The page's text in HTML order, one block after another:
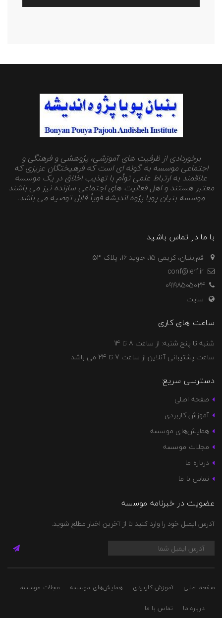
برخوردادی از ظرفیت های آموزشی، پژوهشی و فرهنگی و
اجتماعی موسسه به گونه ای است که فرهیختگان عزیزی که
علاقمند به ارتباط علمی توأم با تهذیب اخلاق در یک موسسه
معتبر هستند و اهل فعالیت های اجتماعی سازنده نیز می باشند
موسسه بنیان پویا پژوه اندیشه قویأ قابل توصیه می باشد.
با ما در تماس باشید
قم,بنیان، کریمی 15، جاوید 16، پلاک 53
09198505024
سایت
ساعت های کاری
شنبه تا پنج شنبه: از ساعت 8 تا 14
ساعت پشتیبانی آنلاین از ساعت 7 تا 24 می باشد
دسترسی سریع:
صفحه اصلی
آموزش کاربردی
همایش‌های موسسه
مجلات موسسه
درباره ما
تماس با ما
عضویت در خبرنامه موسسه
آدرس ایمیل خود را وارد کنید تا از آخرین اخبار مطلع شوید.
صفحه اصلی آموزش کاربردی همایش‌های موسسه
مجلات موسسه
درباره ما
تماس با ما